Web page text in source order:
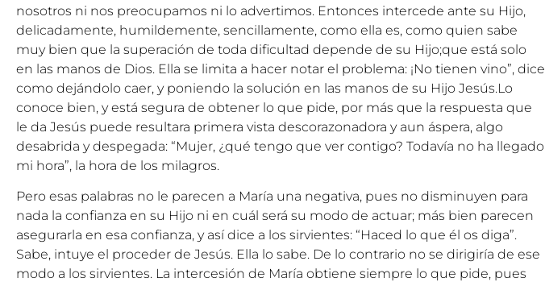
nosotros ni nos preocupamos ni lo advertimos. Entonces intercede ante su Hijo,
delicadamente, humildemente, sencillamente, como ella es, como quien sabe
muy bien que la superación de toda dificultad depende de su Hijo;que está solo
en las manos de Dios. Ella se limita a hacer notar el problema: ¡No tienen vino”, dice
como dejándolo caer, y poniendo la solución en las manos de su Hijo Jesús.Lo
conoce bien, y está segura de obtener lo que pide, por más que la respuesta que
le da Jesús puede resultara primera vista descorazonadora y aun áspera, algo
desabrida y despegada: “Mujer, ¿qué tengo que ver contigo? Todavía no ha llegado
mi hora”, la hora de los milagros.
Pero esas palabras no le parecen a María una negativa, pues no disminuyen para
nada la confianza en su Hijo ni en cuál será su modo de actuar; más bien parecen
asegurarla en esa confianza, y así dice a los sirvientes: “Haced lo que él os diga”.
Sabe, intuye el proceder de Jesús. Ella lo sabe. De lo contrario no se dirigiría de ese
modo a los sirvientes. La intercesión de María obtiene siempre lo que pide, pues